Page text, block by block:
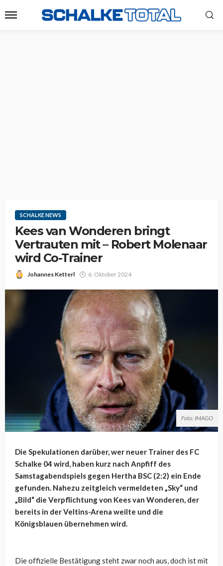
SCHALKE NEWS
Kees van Wonderen bringt
Vertrauten mit – Robert Molenaar
wird Co-Trainer
Johannes Ketterl 6. Oktober 2024
Foto: IMAGO
Die Spekulationen darüber, wer neuer Trainer des FC
Schalke 04 wird, haben kurz nach Anpfiff des
Samstagabendspiels gegen Hertha BSC (2:2) ein Ende
gefunden. Nahezu zeitgleich vermeldeten „Sky“ und
„Bild“ die Verpflichtung von Kees van Wonderen, der
bereits in der Veltins-Arena weilte und die
Königsblauen übernehmen wird.
Die offizielle Bestätigung steht zwar noch aus, doch ist mit